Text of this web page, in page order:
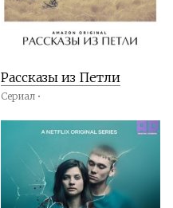
Рассказы из Петли
Сериал •